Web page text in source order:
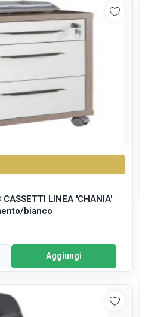
LINEA 'CHANIA'
bianco
Aggiungi